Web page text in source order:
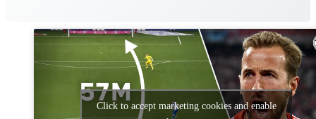
Click to accept marketing cookies and enable